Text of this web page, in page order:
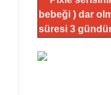
bebeği ) dar
süresi 3